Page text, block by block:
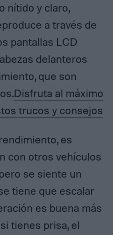
nítido y claro,
a través de
pantallas LCD
delanteros
que son
Disfruta al máximo
trucos y consejos
es
con otros vehículos
se siente un
tiene que escalar
es buena más
tienes prisa, el